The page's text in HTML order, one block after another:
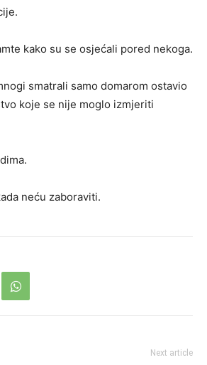
kako su se osjećali pored nekoga.
smatrali samo domarom ostavio
koje se nije moglo izmjeriti
neću zaboraviti.
Next article